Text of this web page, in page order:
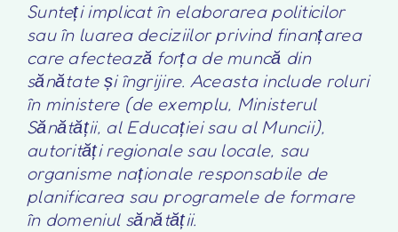
Sunteți implicat în elaborarea politicilor
sau în luarea deciziilor privind finanțarea
care afectează forța de muncă din
sănătate și îngrijire. Aceasta include roluri
în ministere (de exemplu, Ministerul
Sănătății, al Educației sau al Muncii),
autorități regionale sau locale, sau
organisme naționale responsabile de
planificarea sau programele de formare
în domeniul sănătății.